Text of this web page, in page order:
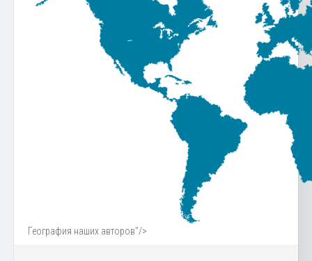
География наших авторов"/>